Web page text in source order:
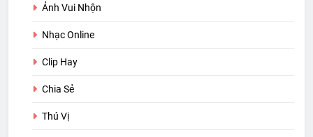
Ảnh Vui Nhộn
Nhạc Online
Clip Hay
Chia Sẻ
Thú Vị